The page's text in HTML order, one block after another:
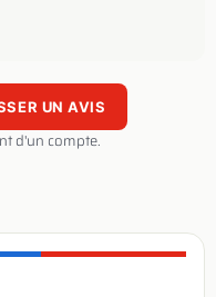
UN AVIS
d'un compte.